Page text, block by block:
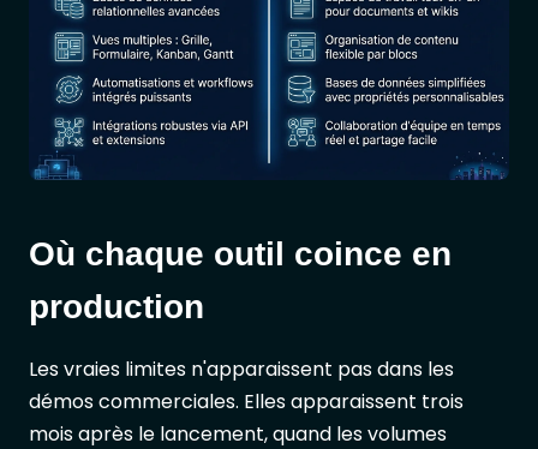
Où chaque outil coince en
production
Les vraies limites n'apparaissent pas dans les
démos commerciales. Elles apparaissent trois
mois après le lancement, quand les volumes